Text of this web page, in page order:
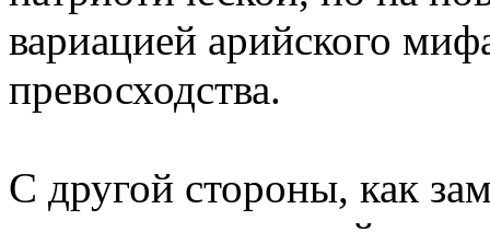
вариацией арийского
превосходства.
С другой стороны, как